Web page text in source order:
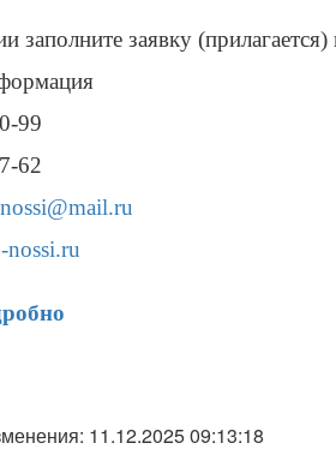
заполните заявку
99
62
nossi.ru
11.12.2025 09:13:18